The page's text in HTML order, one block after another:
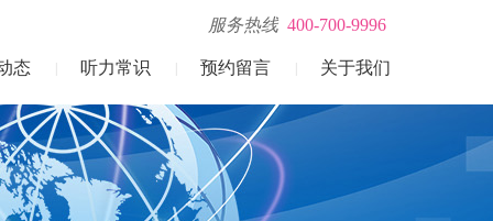
服务热线 400-700-9996
关于我们
预约留言
听力常识
态